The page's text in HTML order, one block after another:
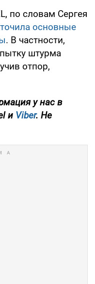
по словам Сергея
основные
. В частности,
штурма
отпор,
у нас в
и Viber. Не